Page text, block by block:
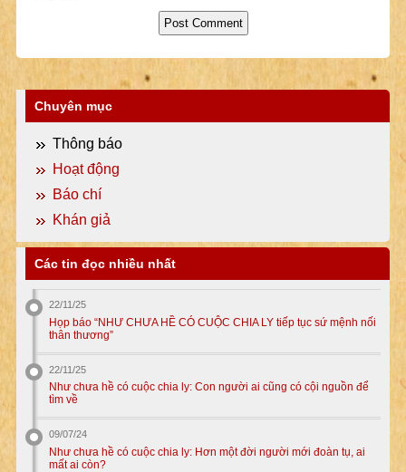
Chuyên mục
Thông báo
Hoạt động
Báo chí
Khán giả
Các tin đọc nhiều nhất
22/11/25
Họp báo “NHƯ CHƯA HỀ CÓ CUỘC CHIA LY tiếp tục sứ mệnh nối
thân thương”
22/11/25
Như chưa hề có cuộc chia ly: Con người ai cũng có cội nguồn để
tìm về
09/07/24
Như chưa hề có cuộc chia ly: Hơn một đời người mới đoàn tụ, ai
mất ai còn?